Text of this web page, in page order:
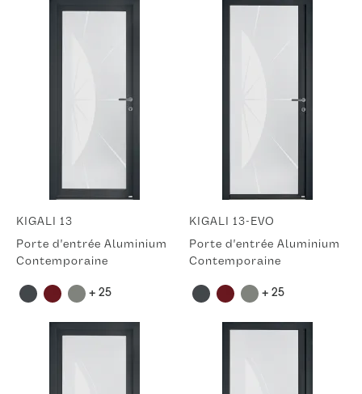
KIGALI 13
Porte d'entrée Aluminium
Contemporaine
+ 25
KIGALI 13-EVO
Porte d'entrée Aluminium
Contemporaine
+ 25